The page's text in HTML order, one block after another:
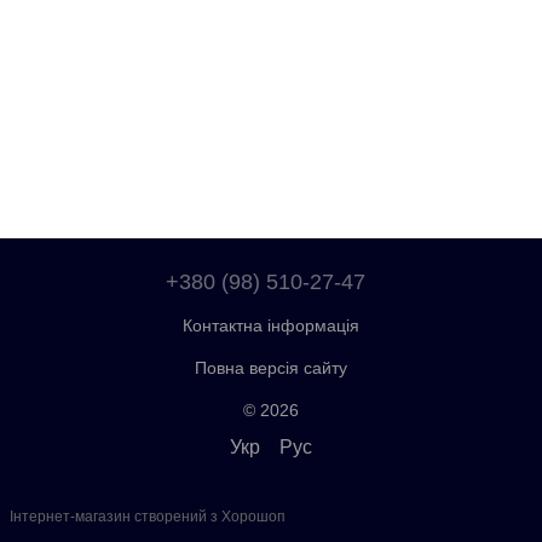
+380 (98) 510-27-47
Контактна інформація
Повна версія сайту
© 2026
Укр Рус
Інтернет-магазин створений з Хорошоп